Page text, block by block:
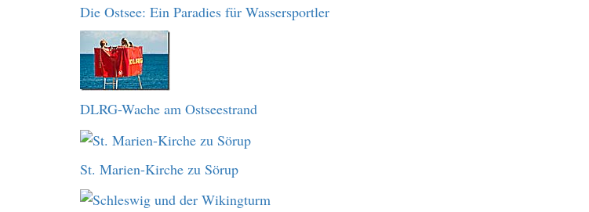
Die Ostsee: Ein Paradies für Wassersportler
DLRG-Wache am Ostseestrand
St. Marien-Kirche zu Sörup